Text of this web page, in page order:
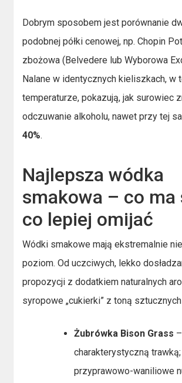
Dobrym sposobem jest porównanie
podobnej półki cenowej, np. Chopin
zbożowa (Belvedere lub Wyborowa
Nalane w identycznych kieliszkach, w
temperaturze, pokazują, jak surowiec
odczuwanie alkoholu, nawet przy tej
40%.
Najlepsza wódka
smakowa – co ma
co lepiej omijać
Wódki smakowe mają ekstremalnie
poziom. Od uczciwych, lekko
propozycji z dodatkiem naturalnych
syropowe „cukierki” z toną
Żubrówka Bison Grass
charakterystyczną trawką;
przyprawowo-waniliowe